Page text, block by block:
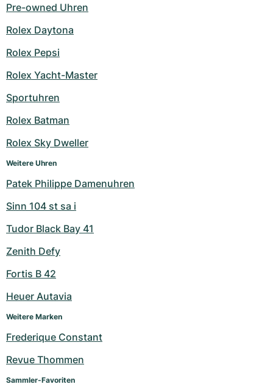
Pre-owned Uhren
Rolex Daytona
Rolex Pepsi
Rolex Yacht-Master
Sportuhren
Rolex Batman
Rolex Sky Dweller
Weitere Uhren
Patek Philippe Damenuhren
Sinn 104 st sa i
Tudor Black Bay 41
Zenith Defy
Fortis B 42
Heuer Autavia
Weitere Marken
Frederique Constant
Revue Thommen
Sammler-Favoriten